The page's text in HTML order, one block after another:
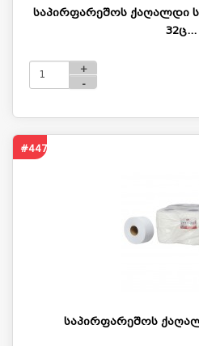
საპირფარეშოს ქაღალდი
32ც...
+
-
#447
საპირფარეშოს